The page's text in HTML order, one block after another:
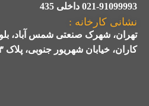
021-91099993 داخلی 435
نشانی کارخانه :
تهران، شهرک صنعتی شمس آباد،
کاران، خیابان شهریور جنوبی، پلاک ۹۷/۳